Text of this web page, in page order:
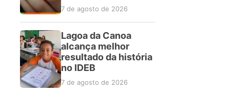
7 de agosto de 2026
Lagoa da Canoa
alcança melhor
resultado da história
no IDEB
7 de agosto de 2026